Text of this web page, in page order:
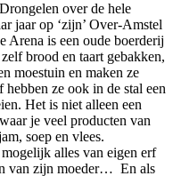
over de hele
jaar op ‘zijn’ Over-Amstel
Arena is een oude boerderij
brood en taart gebakken,
moestuin en maken ze
ze ook in de stal een
Het is niet alleen een
je veel producten van
soep en vlees.
alles van eigen erf
van zijn moeder… En als